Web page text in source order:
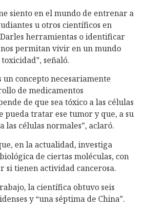
siento en el mundo de entrenar a
u otros científicos en
herramientas o identificar
permitan vivir en un mundo
señaló.
un concepto necesariamente
de medicamentos
de que sea tóxico a las células
pueda tratar ese tumor y que, a su
las células normales”, aclaró.
en la actualidad, investiga
de ciertas moléculas, con
si tienen actividad cancerosa.
la científica obtuvo seis
y “una séptima de China”.